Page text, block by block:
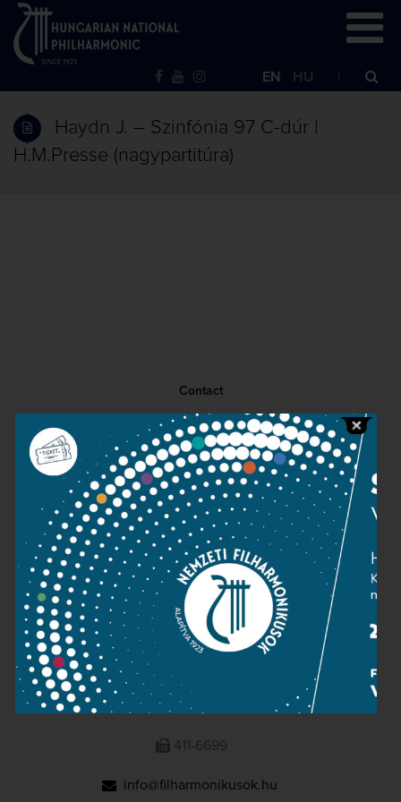
EN HU
Haydn J. – Szinfónia 97 C-dúr |
H.M.Presse (nagypartitúra)
Contact
Public information
Press room
Terms and privacy
Imprint
NATIONAL PHILHARMONIC
1095 Budapest, Komor Marcell u. 1. (Müpa)
411-6600
411-6699
info@filharmonikusok.hu